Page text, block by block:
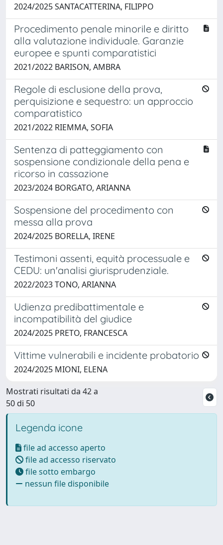
2024/2025 SANTACATTERINA, FILIPPO
Procedimento penale minorile e diritto
alla valutazione individuale. Garanzie
europee e spunti comparatistici
2021/2022 BARISON, AMBRA
Regole di esclusione della prova,
perquisizione e sequestro: un approccio
comparatistico
2021/2022 RIEMMA, SOFIA
Sentenza di patteggiamento con
sospensione condizionale della pena e
ricorso in cassazione
2023/2024 BORGATO, ARIANNA
Sospensione del procedimento con
messa alla prova
2024/2025 BORELLA, IRENE
Testimoni assenti, equità processuale e
CEDU: un'analisi giurisprudenziale.
2022/2023 TONO, ARIANNA
Udienza predibattimentale e
incompatibilità del giudice
2024/2025 PRETO, FRANCESCA
Vittime vulnerabili e incidente probatorio
2024/2025 MIONI, ELENA
Mostrati risultati da 42 a
50 di 50
Legenda icone
file ad accesso aperto
file ad accesso riservato
file sotto embargo
nessun file disponibile